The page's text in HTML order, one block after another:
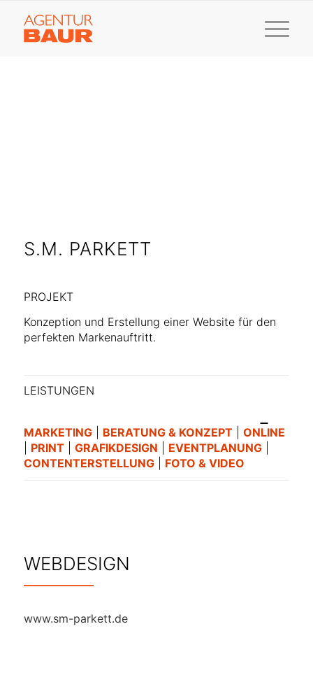
S.M. PARKETT
PROJEKT
Konzeption und Erstellung einer Website für den
perfekten Markenauftritt.
LEISTUNGEN
MARKETING| BERATUNG & KONZEPT| ONLINE
PRINT| GRAFIKDESIGN EVENTPLANUNG|
CONTENTERSTELLUNG| FOTO & VIDEO
WEBDESIGN
www.sm-parkett.de